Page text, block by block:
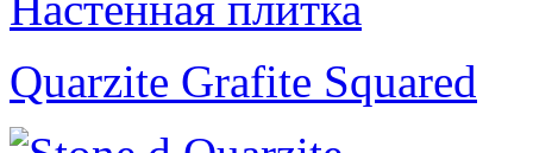
Quarzite Grafite Squared